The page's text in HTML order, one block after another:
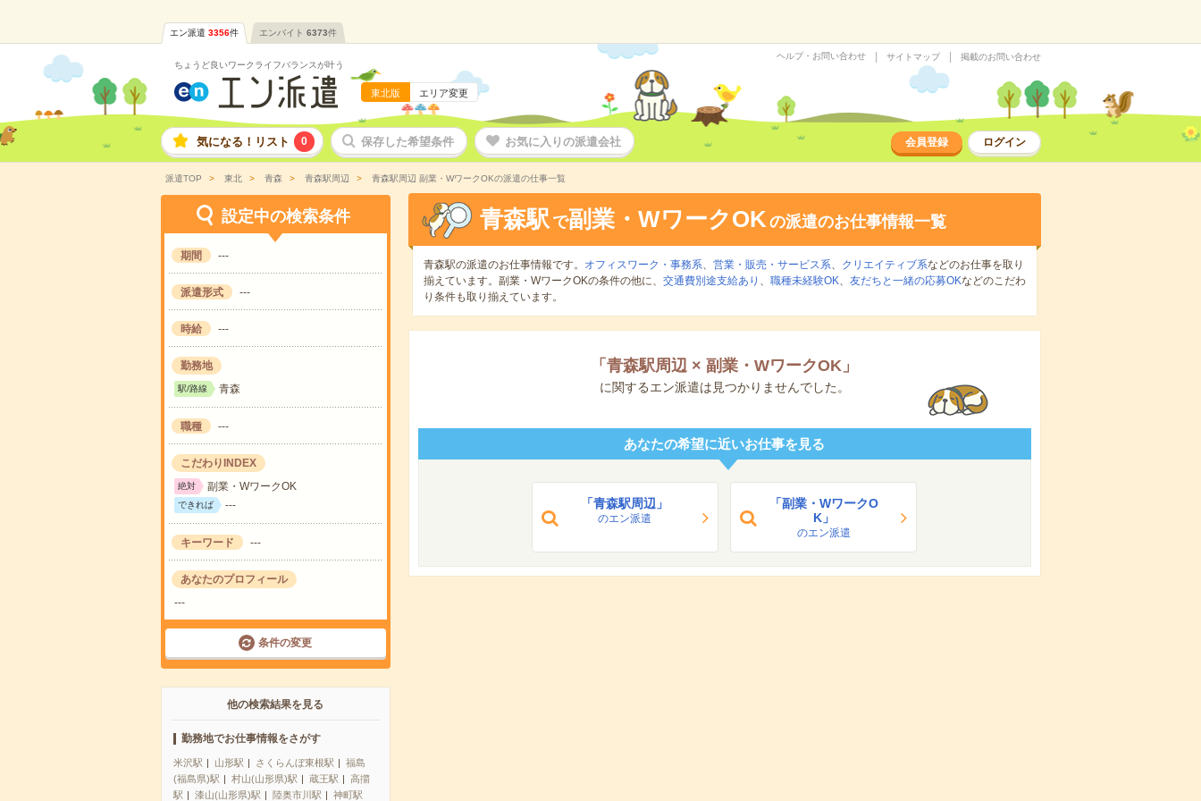
エン派遣 3356件 エンバイト 6373件
ちょうど良いワークライフバランスが叶う
東北版 エリア変更
ヘルプ・お問い合わせ サイトマップ 掲載のお問い合わせ
気になる！リスト 0 保存した希望条件 お気に入りの派遣会社 会員登録 ログイン
派遣TOP 東北 青森 青森駅周辺 青森駅周辺 副業・WワークOKの派遣の仕事一覧
設定中の検索条件
期間 ---
派遣形式 ---
時給 ---
勤務地
駅/路線 青森
職種 ---
こだわりINDEX
絶対 副業・WワークOK
できれば ---
キーワード ---
あなたのプロフィール
---
条件の変更
他の検索結果を見る
勤務地でお仕事情報をさがす
米沢駅 山形駅 さくらんぼ東根駅
福島
(福島県)駅
村山(山形県)駅 蔵王駅
高擶
駅
漆山(山形県)駅 陸奥市川駅 神町駅
青森駅 で副業・WワークOKの派遣のお仕事情報一覧
青森駅の派遣のお仕事情報です。 オフィスワーク・事務系、 営業・販売・サービス系、 クリエイティブ系などのお仕事を取り
揃えています。副業・WワークOKの条件の他に、 交通費別途支給あり 、 職種未経験OK、 友だちと一緒の応募OKなどのこだわ
り条件も取り揃えています。
「 青森駅周辺 × 副業・WワークOK 」
に関するエン派遣は見つかりませんでした。
あなたの希望に近いお仕事を見る
「青森駅周辺」
のエン派遣
「副業・WワークO
K」
のエン派遣